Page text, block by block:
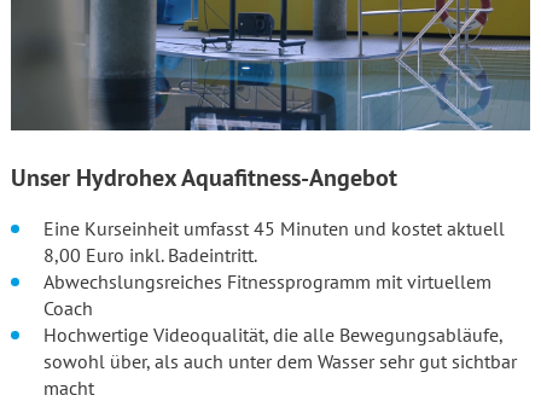
Unser Hydrohex Aquafitness-Angebot
Eine Kurseinheit umfasst 45 Minuten und kostet aktuell
8,00 Euro inkl. Badeintritt.
Abwechslungsreiches Fitnessprogramm mit virtuellem
Coach
Hochwertige Videoqualität, die alle Bewegungsabläufe,
sowohl über, als auch unter dem Wasser sehr gut sichtbar
macht